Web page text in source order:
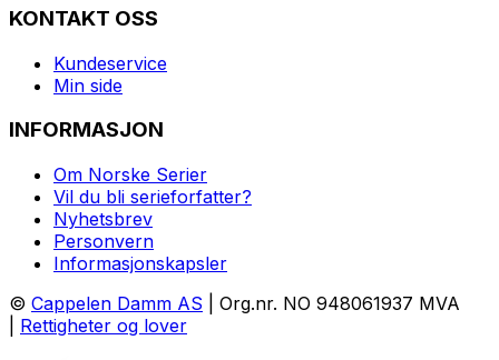
KONTAKT OSS
Kundeservice
Min side
INFORMASJON
Om Norske Serier
Vil du bli serieforfatter?
Nyhetsbrev
Personvern
Informasjonskapsler
© Cappelen Damm AS | Org.nr. NO 948061937 MVA
Rettigheter og lover